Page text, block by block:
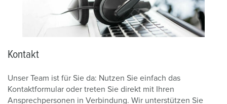
Kontakt
Unser Team ist für Sie da: Nutzen Sie einfach das
Kontaktformular oder treten Sie direkt mit Ihren
Ansprechpersonen in Verbindung. Wir unterstützen Sie